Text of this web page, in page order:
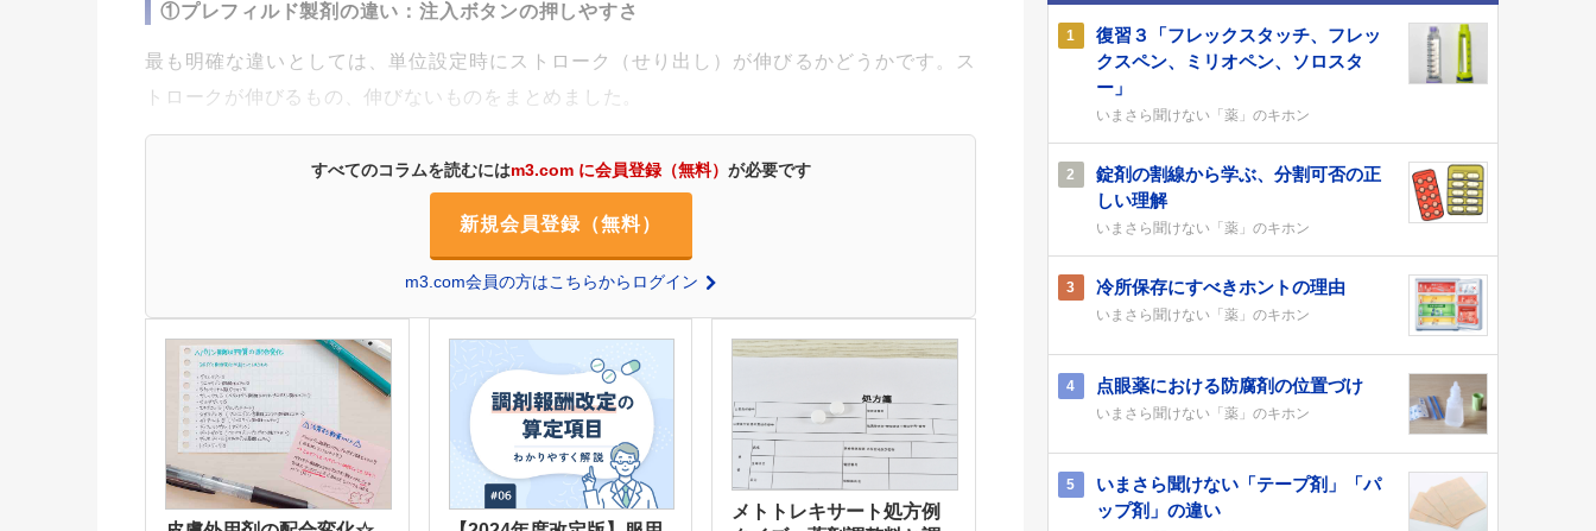
①プレフィルド製剤の違い：注入ボタンの押しやすさ
最も明確な違いとしては、単位設定時にストローク（せり出し）が伸びるかどうかです。ス
トロークが伸びるもの、伸びないものをまとめました。
すべてのコラムを読むにはm3.com に会員登録（無料） が必要です
新規会員登録（無料）
m3.com会員の方はこちらからログイン
メトトレキサート処方例
1
復習３「フレックスタッチ、フレッ
クスペン、ミリオペン、ソロスタ
ー」
いまさら聞けない「薬」のキホン
2
錠剤の割線から学ぶ、分割可否の正
しい理解
いまさら聞けない「薬」のキホン
3 冷所保存にすべきホントの理由
いまさら聞けない「薬」のキホン
4 点眼薬における防腐剤の位置づけ
いまさら聞けない「薬」のキホン
5
いまさら聞けない「テープ剤」「パ
ップ剤」の違い